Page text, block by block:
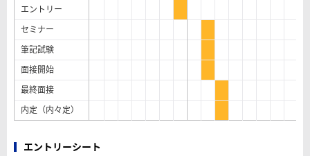
エントリー
セミナー
筆記試験
面接開始
最終面接
内定（内々定）
エントリーシート